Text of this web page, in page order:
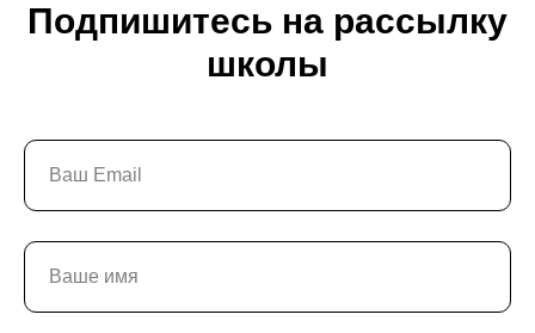
Подпишитесь на рассылку
школы